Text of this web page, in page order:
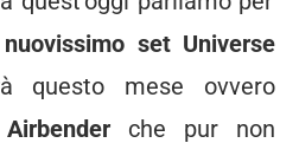
nuovissimo set Universe
questo mese ovvero
che pur non